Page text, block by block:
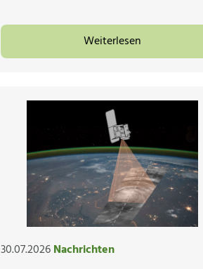
Weiterlesen
30.07.2026Nachrichten